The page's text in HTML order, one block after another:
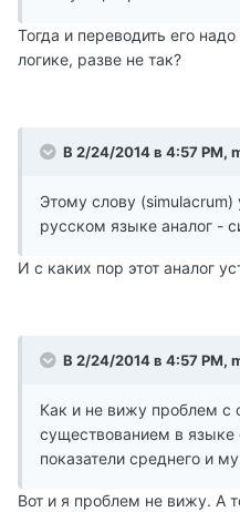
Тогда и переводить его
логике, разве не так?
В 2/24/2014 в 4:57 PM,
Этому слову
русском языке аналог -
И с каких пор этот аналог
В 2/24/2014 в 4:57 PM,
Как и не вижу проблем
существованием в языке
показатели среднего и
Вот и я проблем не вижу. А